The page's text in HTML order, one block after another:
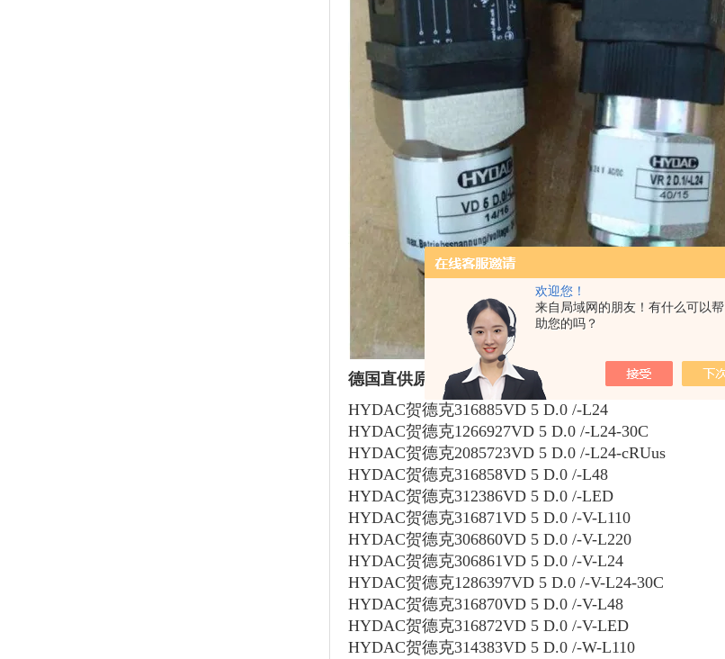
欢迎您！
来自局域网的朋友！有什么可以帮
助您的吗？
德国直供原装HYDAC压差开关VM2D.0/-L24
HYDAC贺德克316885VD 5 D.0 /-L24
HYDAC贺德克1266927VD 5 D.0 /-L24-30C
HYDAC贺德克2085723VD 5 D.0 /-L24-cRUus
HYDAC贺德克316858VD 5 D.0 /-L48
HYDAC贺德克312386VD 5 D.0 /-LED
HYDAC贺德克316871VD 5 D.0 /-V-L110
HYDAC贺德克306860VD 5 D.0 /-V-L220
HYDAC贺德克306861VD 5 D.0 /-V-L24
HYDAC贺德克1286397VD 5 D.0 /-V-L24-30C
HYDAC贺德克316870VD 5 D.0 /-V-L48
HYDAC贺德克316872VD 5 D.0 /-V-LED
HYDAC贺德克314383VD 5 D.0 /-W-L110